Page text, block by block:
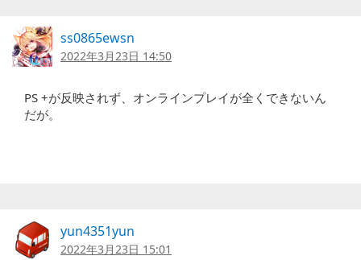
ss0865ewsn
2022年3月23日 14:50
PS +が反映されず、オンラインプレイが全くできないん
だが。
yun4351yun
2022年3月23日 15:01